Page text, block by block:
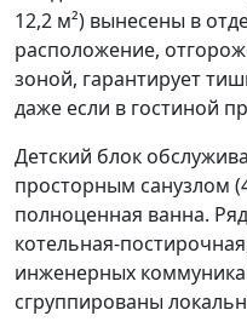
12,2 м²) вынесены в
расположение,
зоной, гарантирует
даже если в гостиной
Детский блок
просторным санузлом
полноценная ванна.
котельная-
инженерных
сгруппированы